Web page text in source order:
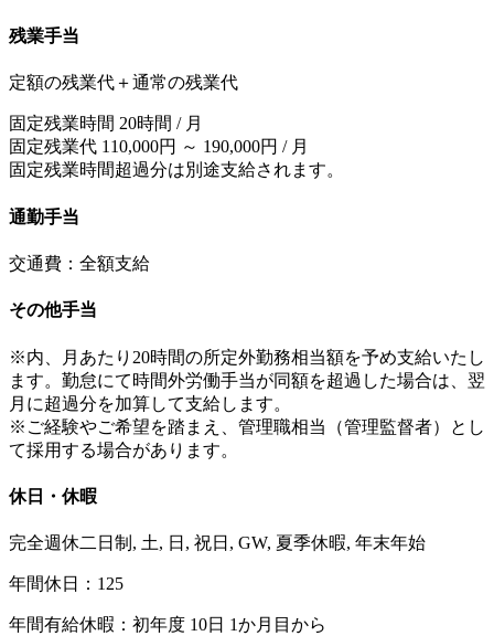
残業手当
定額の残業代＋通常の残業代
固定残業時間 20時間 / 月
固定残業代 110,000円 ～ 190,000円 / 月
固定残業時間超過分は別途支給されます。
通勤手当
交通費：全額支給
その他手当
※内、月あたり20時間の所定外勤務相当額を予め支給いたし
ます。勤怠にて時間外労働手当が同額を超過した場合は、翌
月に超過分を加算して支給します。
※ご経験やご希望を踏まえ、管理職相当（管理監督者）とし
て採用する場合があります。
休日・休暇
完全週休二日制, 土, 日, 祝日, GW, 夏季休暇, 年末年始
年間休日：125
年間有給休暇：初年度 10日 1か月目から